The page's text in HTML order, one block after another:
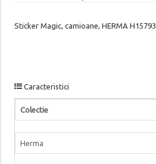
Sticker Magic, camioane, HERMA H15793
Caracteristici
Colectie
Herma